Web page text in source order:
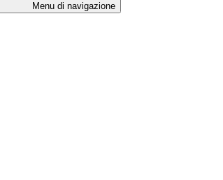
Menu di navigazione